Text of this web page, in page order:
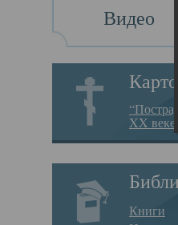
Видео
XX веке
Книги